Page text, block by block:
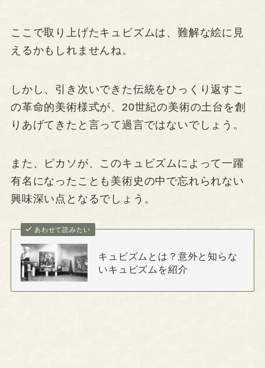
ここで取り上げたキュビズムは、難解な絵に見
えるかもしれませんね。
しかし、引き次いできた伝統をひっくり返すこ
の革命的美術様式が、20世紀の美術の土台を創
りあげてきたと言って過言ではないでしょう。
また、ピカソが、このキュビズムによって一躍
有名になったことも美術史の中で忘れられない
興味深い点となるでしょう。
あわせて読みたい
キュビズムとは？意外と知らな
いキュビズムを紹介